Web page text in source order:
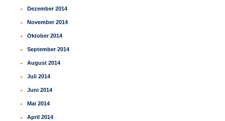
Dezember 2014
November 2014
Oktober 2014
September 2014
August 2014
Juli 2014
Juni 2014
Mai 2014
April 2014